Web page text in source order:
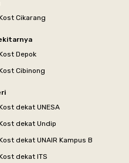
Cikarang
Depok
Cibinong
dekat UNESA
dekat Undip
dekat UNAIR Kampus B
dekat ITS